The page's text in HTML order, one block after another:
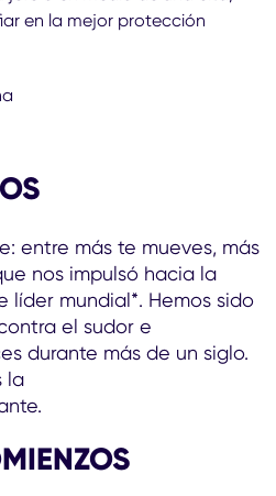
en la mejor protección
entre más te mueves, más
nos impulsó hacia la
líder mundial*. Hemos sido
el sudor e
durante más de un siglo.
la